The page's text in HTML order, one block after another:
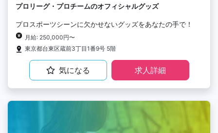
プロリーグ・プロチームのオフィシャルグッズ
プロスポーツシーンに欠かせないグッズをあなたの手で！
月給: 250,000円〜
東京都台東区蔵前3丁目1番9号 5階
気になる 求人詳細